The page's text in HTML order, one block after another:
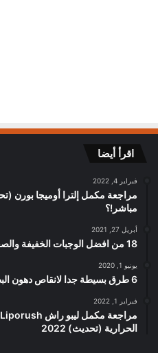
اقرأ أيضا
فبراير 4, 2022
مباشر!؟
أبريل 27, 2021
18 من افضل الوجبات الخفيفة والصحية لانقاص الوزن
يونيو 1, 2020
6 طرق بسيطة جدا لانقاص دهون البطن – مبنية على دراسات علمية
فبراير 1, 2022
الحرارية (تحديث) 2022